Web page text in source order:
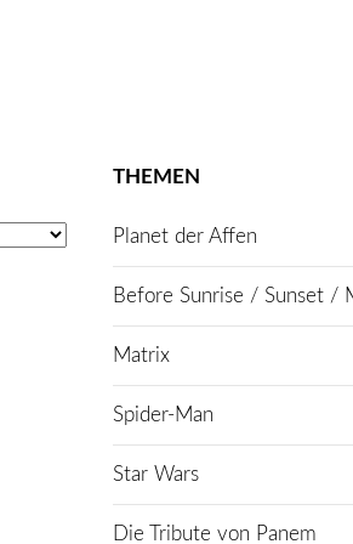
THEMEN
Planet der Affen
Before Sunrise / Sunset /
Matrix
Spider-Man
Star Wars
Die Tribute von Panem